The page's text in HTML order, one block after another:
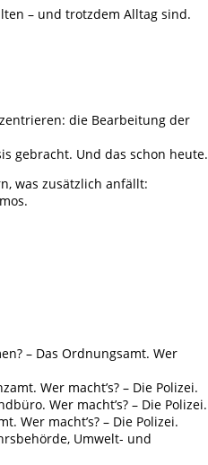
– und trotzdem Alltag sind.
die Bearbeitung der
gebracht. Und das schon heute.
was zusätzlich anfällt:
– Das Ordnungsamt. Wer
Wer macht’s? – Die Polizei.
Wer macht’s? – Die Polizei.
Wer macht’s? – Die Polizei.
Umwelt- und